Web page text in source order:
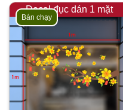
Decal đục dán 1 mặt
Bán chạy